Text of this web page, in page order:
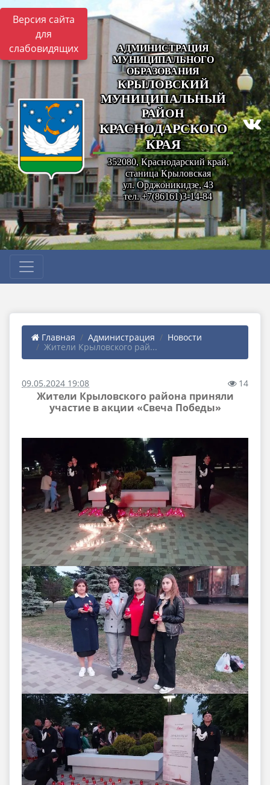
Версия сайта
для
слабовидящих
АДМИНИСТРАЦИЯ
МУНИЦИПАЛЬНОГО
ОБРАЗОВАНИЯ
КРЫЛОВСКИЙ
МУНИЦИПАЛЬНЫЙ
РАЙОН
КРАСНОДАРСКОГО
КРАЯ
352080, Краснодарский край,
станица Крыловская
ул. Орджоникидзе, 43
тел. +7(86161)3-14-84
Главная Администрация
Новости
Жители Крыловского рай...
09.05.2024 19:08 14
Жители Крыловского района приняли
участие в акции «Свеча Победы»